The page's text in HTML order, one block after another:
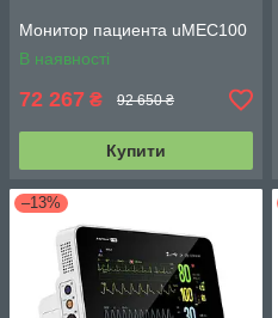
Монитор пациента uMEC100
В наявності
72 267 ₴ 92 650 ₴
Купити
–13%